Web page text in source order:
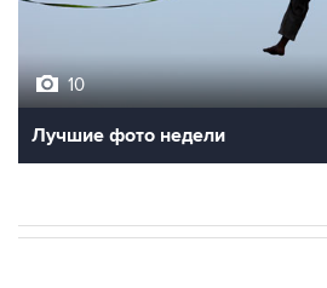
10
Лучшие фото недели